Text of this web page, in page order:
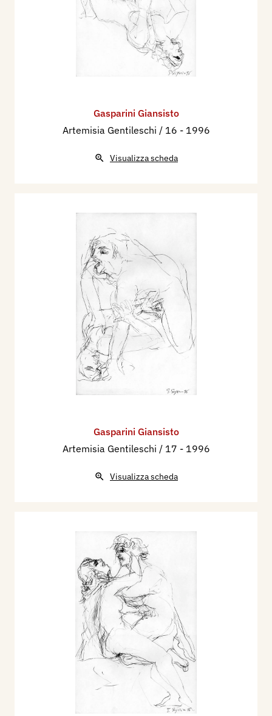
Gasparini Giansisto
Artemisia Gentileschi / 16 - 1996
Visualizza scheda
Gasparini Giansisto
Artemisia Gentileschi / 17 - 1996
Visualizza scheda